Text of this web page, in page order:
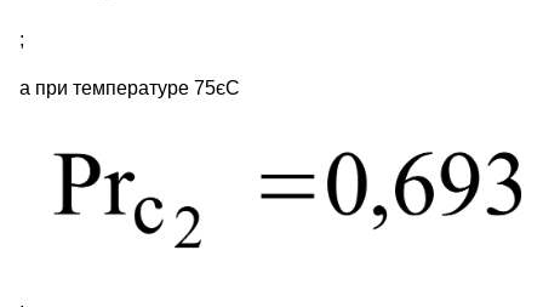
;
а при температуре 75єС
.